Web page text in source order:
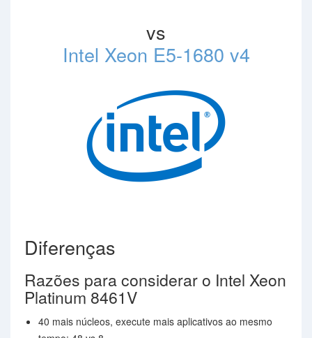
vs
Intel Xeon E5-1680 v4
Diferenças
Razões para considerar o Intel Xeon
Platinum 8461V
40 mais núcleos, execute mais aplicativos ao mesmo